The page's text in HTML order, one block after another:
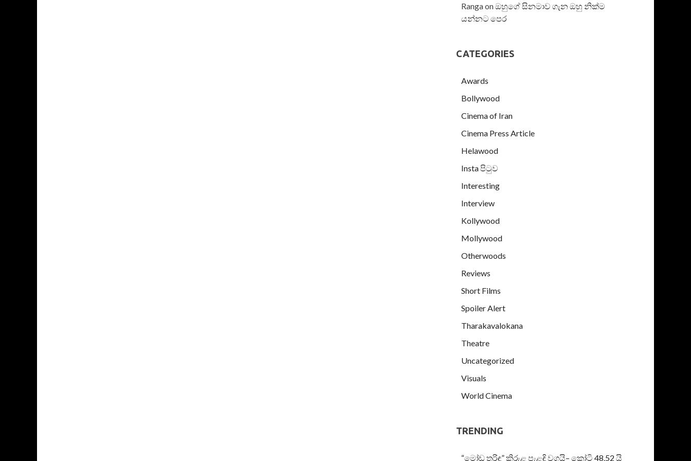
Rangaonඔහුගේ සිනමාව ගැන ඔහු නික්ම
යන්නට පෙර
CATEGORIES
Awards
Bollywood
Cinema of Iran
Cinema Press Article
Helawood
Insta පිටුව
Interesting
Interview
Kollywood
Mollywood
Otherwoods
Reviews
Short Films
Spoiler Alert
Tharakavalokana
Theatre
Uncategorized
Visuals
World Cinema
TRENDING
“මෝඩ තරිඳු” කිරුළ පැළඳි වගයි– කෝටි 48.52 යි